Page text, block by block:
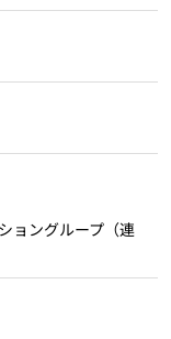
ョングループ（連